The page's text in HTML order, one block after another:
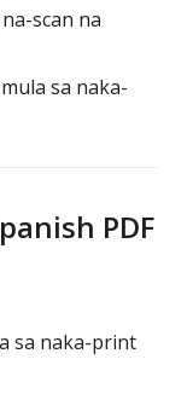
scan na
sa naka-
PDF
sa naka-print